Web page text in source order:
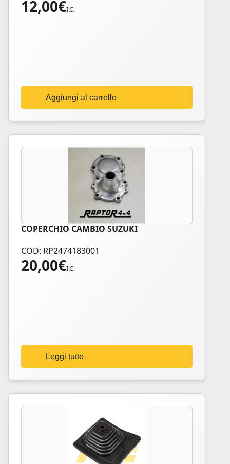
12,00€I.C.
Aggiungi al carrello
COPERCHIO CAMBIO SUZUKI
COD: RP2474183001
20,00€I.C.
Leggi tutto